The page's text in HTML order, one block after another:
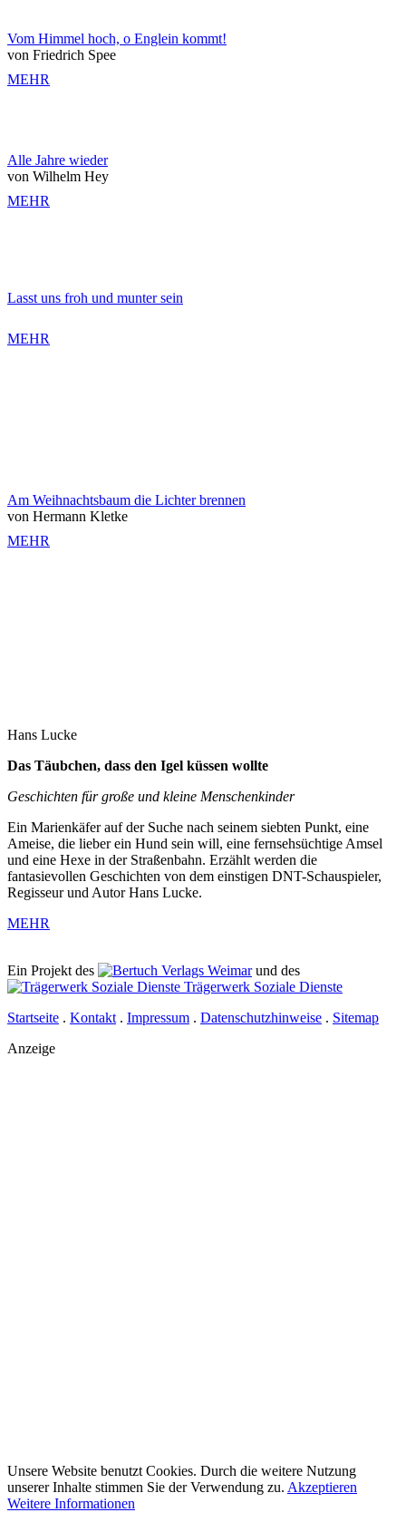
Vom Himmel hoch, o Englein kommt!
von Friedrich Spee
MEHR
Alle Jahre wieder
von Wilhelm Hey
MEHR
Lasst uns froh und munter sein
MEHR
Am Weihnachtsbaum die Lichter brennen
von Hermann Kletke
MEHR
Hans Lucke
Das Täubchen, dass den Igel küssen wollte
Geschichten für große und kleine Menschenkinder
Ein Marienkäfer auf der Suche nach seinem siebten Punkt, eine
Ameise, die lieber ein Hund sein will, eine fernsehsüchtige Amsel
und eine Hexe in der Straßenbahn. Erzählt werden die
fantasievollen Geschichten von dem einstigen DNT-Schauspieler,
Regisseur und Autor Hans Lucke.
MEHR
Ein Projekt des Verlags Weimarund des
Trägerwerk Soziale Dienste
Startseite . Kontakt . Impressum . Datenschutzhinweise . Sitemap
Anzeige
Unsere Website benutzt Cookies. Durch die weitere Nutzung
unserer Inhalte stimmen Sie der Verwendung zu. Akzeptieren
Weitere Informationen